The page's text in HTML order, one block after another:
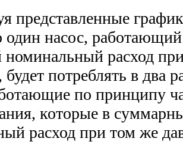
представленные
один насос,
расход
потреблять в два
по принципу
которые в
расход при том же